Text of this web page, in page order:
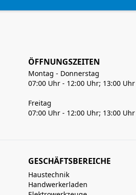
ÖFFNUNGSZEITEN
Montag - Donnerstag
07:00 Uhr - 12:00 Uhr; 13:00
Freitag
07:00 Uhr - 12:00 Uhr; 13:00
GESCHÄFTSBEREICHE
Haustechnik
Handwerkerladen